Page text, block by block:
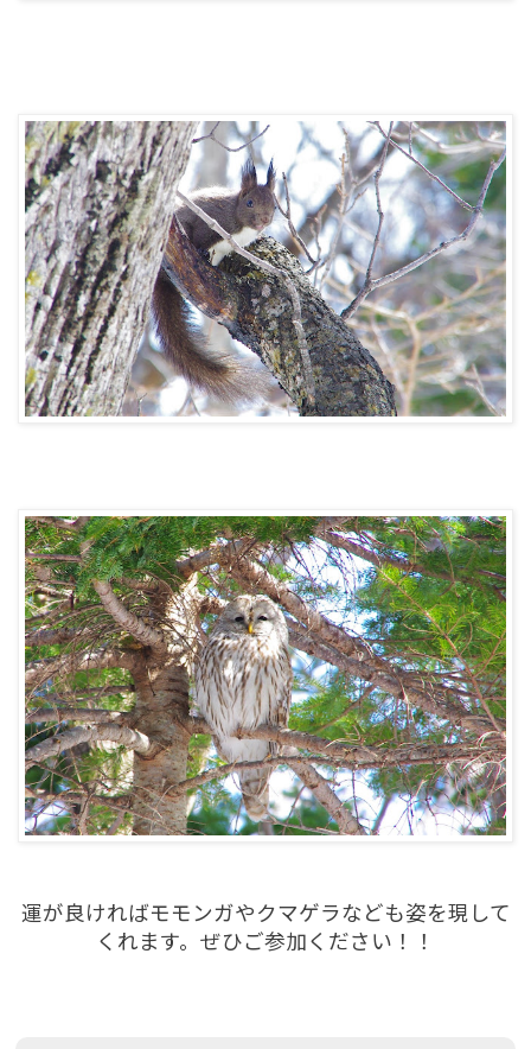
運が良ければモモンガやクマゲラなども姿を現して
くれます。ぜひご参加ください！！